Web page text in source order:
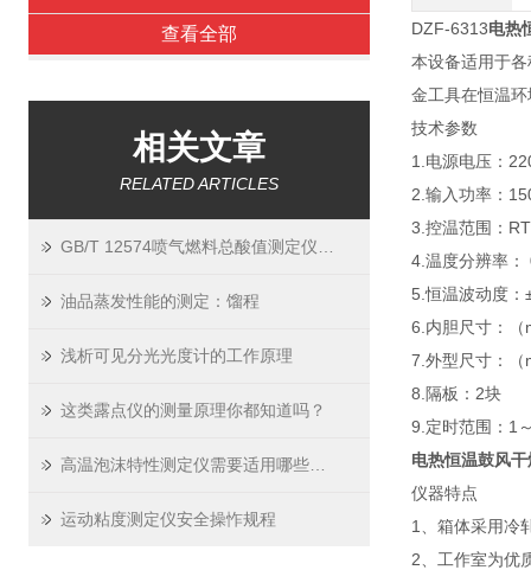
查看全部
相关文章
RELATED ARTICLES
油品蒸发性能的测定：馏程
浅析可见分光光度计的工作原理
这类露点仪的测量原理你都知道吗？
运动粘度测定仪安全操怍规程
DZF-6313电热
本设备适用于
金工具在恒温
技术参数
1.电源电压：
2.输入功率：
3.控温范围：
4.温度分辨率
5.恒温波动度
6.内胆尺寸：
7.外型尺寸：
8.隔板：2块
9.定时范围：1
电热恒温鼓风干
仪器特点
1、箱体采用冷
2、工作室为优